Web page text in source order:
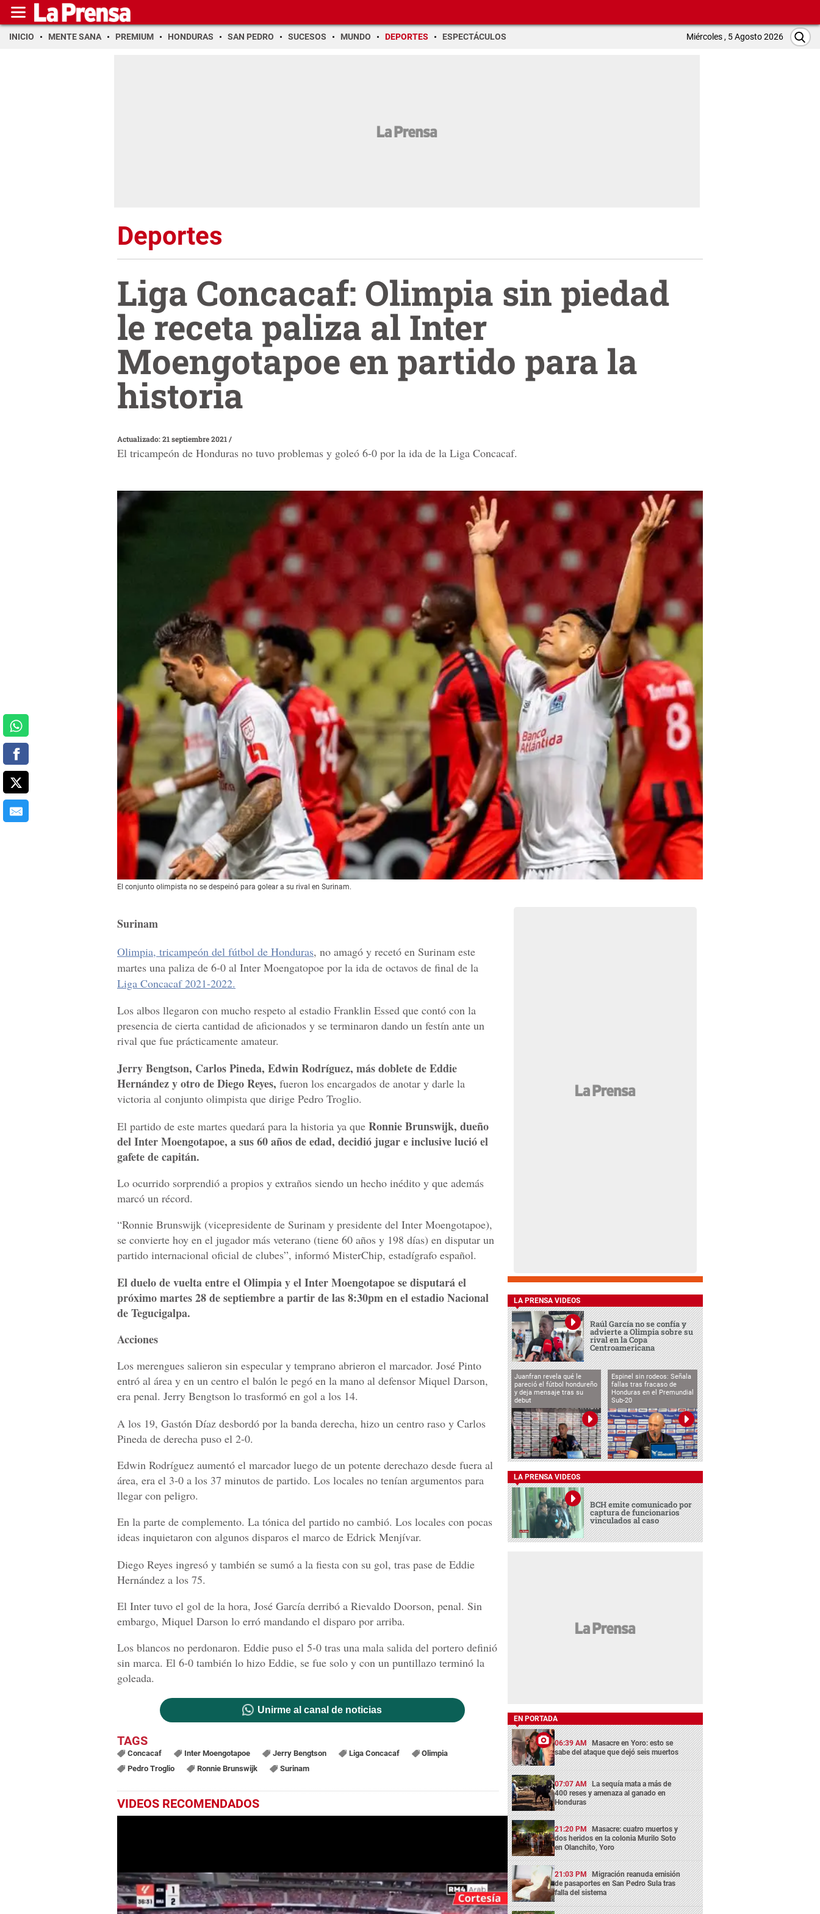
INICIO MENTE SANA PREMIUM HONDURAS SAN PEDRO SUCESOS MUNDO DEPORTES ESPECTÁCULOS Miércoles , 5 Agosto 2026
Deportes
Liga Concacaf: Olimpia sin piedad
le receta paliza al Inter
Moengotapoe en partido para la
historia
Actualizado: 21 septiembre 2021 /
El tricampeón de Honduras no tuvo problemas y goleó 6-0 por la ida de la Liga Concacaf.
El conjunto olimpista no se despeinó para golear a su rival en Surinam.
Surinam
Olimpia, tricampeón del fútbol de Honduras, no amagó y recetó en Surinam este
martes una paliza de 6-0 al Inter Moengatopoe por la ida de octavos de final de la
Liga Concacaf 2021-2022.
Los albos llegaron con mucho respeto al estadio Franklin Essed que contó con la
presencia de cierta cantidad de aficionados y se terminaron dando un festín ante un
rival que fue prácticamente amateur.
Jerry Bengtson, Carlos Pineda, Edwin Rodríguez, más doblete de Eddie
Hernández y otro de Diego Reyes, fueron los encargados de anotar y darle la
victoria al conjunto olimpista que dirige Pedro Troglio.
El partido de este martes quedará para la historia ya que Ronnie Brunswijk, dueño
del Inter Moengotapoe, a sus 60 años de edad, decidió jugar e inclusive lució el
gafete de capitán.
Lo ocurrido sorprendió a propios y extraños siendo un hecho inédito y que además
marcó un récord.
“Ronnie Brunswijk (vicepresidente de Surinam y presidente del Inter Moengotapoe),
se convierte hoy en el jugador más veterano (tiene 60 años y 198 días) en disputar un
partido internacional oficial de clubes”, informó MisterChip, estadígrafo español.
El duelo de vuelta entre el Olimpia y el Inter Moengotapoe se disputará el
próximo martes 28 de septiembre a partir de las 8:30pm en el estadio Nacional
de Tegucigalpa.
Acciones
Los merengues salieron sin especular y temprano abrieron el marcador. José Pinto
entró al área y en un centro el balón le pegó en la mano al defensor Miquel Darson,
era penal. Jerry Bengtson lo trasformó en gol a los 14.
A los 19, Gastón Díaz desbordó por la banda derecha, hizo un centro raso y Carlos
Pineda de derecha puso el 2-0.
Edwin Rodríguez aumentó el marcador luego de un potente derechazo desde fuera al
área, era el 3-0 a los 37 minutos de partido. Los locales no tenían argumentos para
llegar con peligro.
En la parte de complemento. La tónica del partido no cambió. Los locales con pocas
ideas inquietaron con algunos disparos el marco de Edrick Menjívar.
Diego Reyes ingresó y también se sumó a la fiesta con su gol, tras pase de Eddie
Hernández a los 75.
El Inter tuvo el gol de la hora, José García derribó a Rievaldo Doorson, penal. Sin
embargo, Miquel Darson lo erró mandando el disparo por arriba.
Los blancos no perdonaron. Eddie puso el 5-0 tras una mala salida del portero definió
sin marca. El 6-0 también lo hizo Eddie, se fue solo y con un puntillazo terminó la
goleada.
Unirme al canal de noticias
Concacaf Inter Moengotapoe Jerry Bengtson Liga Concacaf
Olimpia
Pedro Troglio
Ronnie Brunswijk Surinam
VIDEOS RECOMENDADOS
LA PRENSA VIDEOS
Raúl García no se confía y
advierte a Olimpia sobre su
rival en la Copa
Centroamericana
Juanfran revela qué le
pareció el fútbol hondureño
y deja mensaje tras su
debut
Espinel sin rodeos: Señala
fallas tras fracaso de
Honduras en el Premundial
Sub-20
LA PRENSA VIDEOS
BCH emite comunicado por
captura de funcionarios
vinculados al caso
EN PORTADA
06:39 AM Masacre en Yoro: esto se
sabe del ataque que dejó seis muertos
07:07 AM La sequía mata a más de
400 reses y amenaza al ganado en
Honduras
21:20 PM Masacre: cuatro muertos y
dos heridos en la colonia Murilo Soto
en Olanchito, Yoro
21:03 PM Migración reanuda emisión
de pasaportes en San Pedro Sula tras
falla del sistema